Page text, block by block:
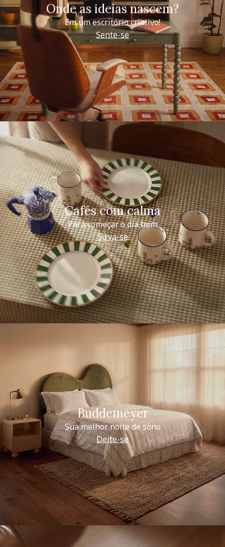
Onde as ideias nascem?
Em um escritório criativo!
Sente-se
Cafés com calma
Para começar o dia bem
Sirva-se
Buddemeyer
Sua melhor noite de sono
Deite-se